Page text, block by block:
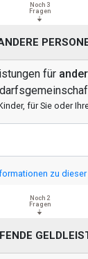
Noch 3
Fragen
für
für Sie oder
zu
Noch 2
Fragen